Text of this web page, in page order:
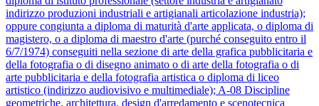
indirizzo produzioni industriali e artigianali articolazione industria);
oppure congiunta a diploma di maturità d'arte applicata, o diploma di
magistero, o a diploma di maestro d'arte (purché conseguito entro il
6/7/1974) conseguiti nella sezione di arte della grafica pubblicitaria e
della fotografia o di disegno animato o di arte della fotografia o di
arte pubblicitaria e della fotografia artistica o diploma di liceo
artistico (indirizzo audiovisivo e multimediale); A-08 Discipline
geometriche, architettura, design d'arredamento e scenotecnica